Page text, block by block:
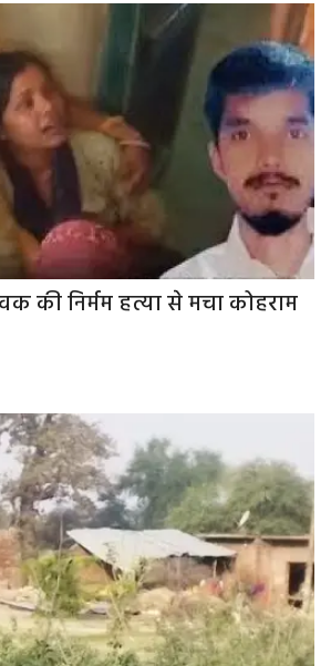
की निर्मम हत्या से मचा कोहराम